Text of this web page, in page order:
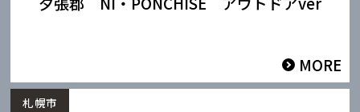
MORE
札幌市